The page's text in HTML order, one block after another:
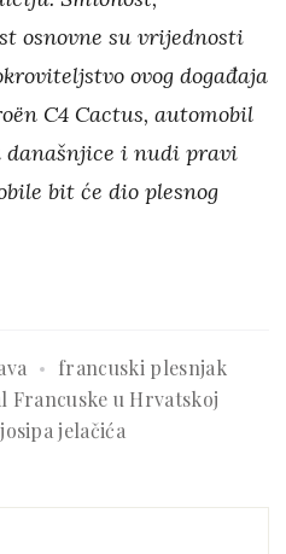
osnovne su vrijednosti
ovog događaja
C4 Cactus, automobil
današnjice i nudi pravi
bit će dio plesnog
francuski plesnjak
Francuske u Hrvatskoj
jelačića